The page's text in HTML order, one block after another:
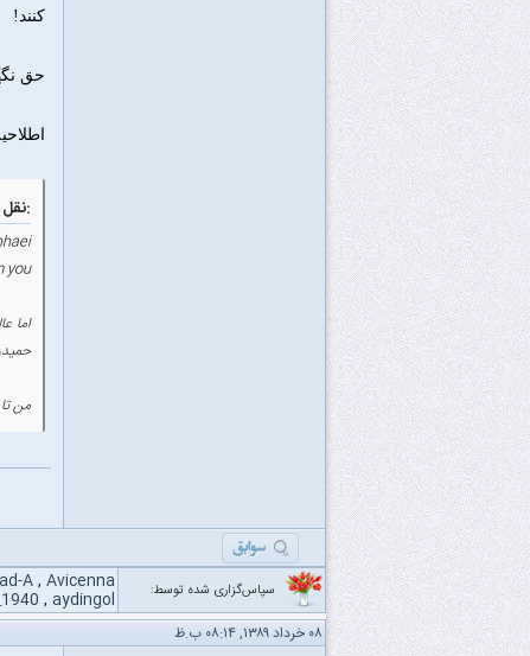
کنند!
حق
نقل قول:
اما
من
سپاس‌گزاری شده توسط: Avicenna
,
A
aydingol
,
۰۸ خرداد ۱۳۸۹, ۰۸:۱۴ ب.ظ